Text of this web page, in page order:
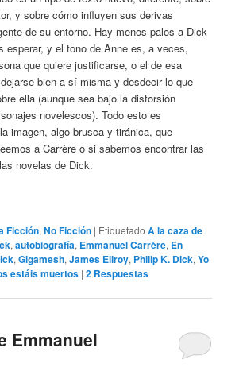
y sobre cómo influyen sus derivas
de su entorno. Hay menos palos a Dick
esperar, y el tono de Anne es, a veces,
que quiere justificarse, o el de esa
bien a sí misma y desdecir lo que
ella (aunque sea bajo la distorsión
novelescos). Todo esto es
imagen, algo brusca y tiránica, que
a Carrère o si sabemos encontrar las
novelas de Dick.
Ficción,No Ficción | Etiquetado A la caza de
,autobiografía, Emmanuel Carrère, En
,Gigamesh,James Ellroy, Philip K. Dick,Yo
estáis muertos |2 Respuestas
Emmanuel